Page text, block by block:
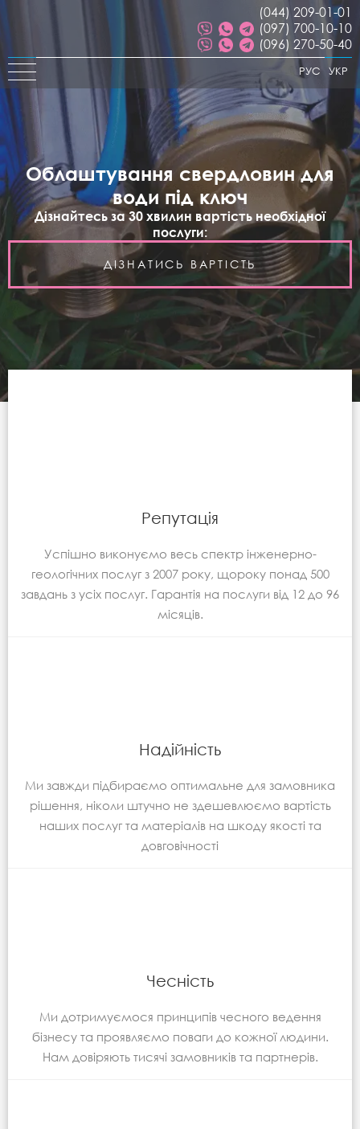
(044) 209-01-01
(097) 700-10-10
(096) 270-50-40
УКР
РУС
Облаштування свердловин для
води під ключ
Дізнайтесь за 30 хвилин вартість необхідної
послуги:
ДІЗНАТИСЬ ВАРТІСТЬ
Репутація
Успішно виконуємо весь спектр інженерно-
геологічних послуг з 2007 року, щороку понад 500
завдань з усіх послуг. Гарантія на послуги від 12 до 96
місяців.
Надійність
Ми завжди підбираємо оптимальне для замовника
рішення, ніколи штучно не здешевлюємо вартість
наших послуг та матеріалів на шкоду якості та
довговічності
Чесність
Ми дотримуємося принципів чесного ведення
бізнесу та проявляємо поваги до кожної людини.
Нам довіряють тисячі замовників та партнерів.